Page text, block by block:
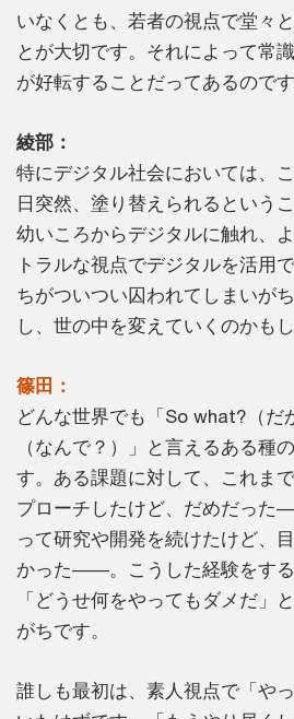
いなくとも、若者の視点で堂々
とが大切です。それによって常
が好転することだってあるのです
綾部：
特にデジタル社会においては、
日突然、塗り替えられるという
幼いころからデジタルに触れ、
トラルな視点でデジタルを活用
ちがついつい囚われてしまいが
し、世の中を変えていくのかも
篠田：
どんな世界でも「So what?（だ
（なんで？）」と言えるある種
す。ある課題に対して、これま
プローチしたけど、だめだった
って研究や開発を続けたけど、
かった――。こうした経験をす
「どうせ何をやってもダメだ」
がちです。
誰しも最初は、素人視点で「や